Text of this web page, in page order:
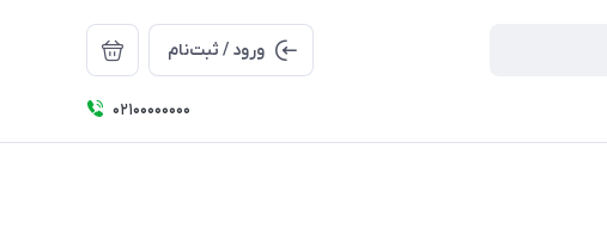
ورود / ثبت‌نام
۰۲۱۰۰۰۰۰۰۰۰